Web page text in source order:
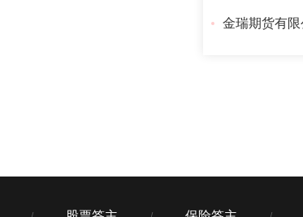
金瑞期货有